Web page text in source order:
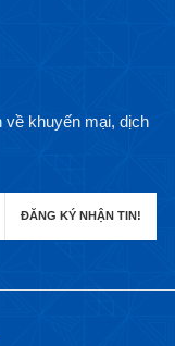
về khuyến mại, dịch